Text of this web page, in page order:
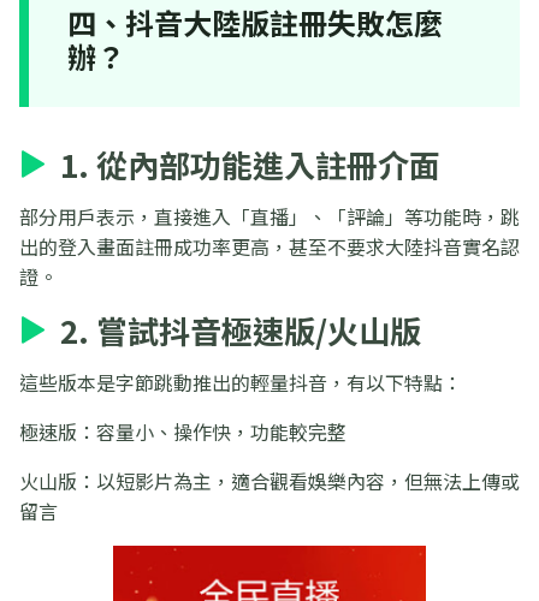
四、抖音大陸版註冊失敗怎麼
辦？
1. 從內部功能進入註冊介面
部分用戶表示，直接進入「直播」、「評論」等功能時，跳
出的登入畫面註冊成功率更高，甚至不要求大陸抖音實名認
證。
2. 嘗試抖音極速版/火山版
這些版本是字節跳動推出的輕量抖音，有以下特點：
極速版：容量小、操作快，功能較完整
火山版：以短影片為主，適合觀看娛樂內容，但無法上傳或
留言